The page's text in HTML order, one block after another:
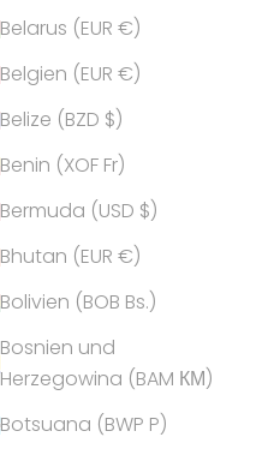
Belarus (EUR €)
Belgien (EUR €)
Belize (BZD $)
Benin (XOF Fr)
Bermuda (USD $)
Bhutan (EUR €)
Bolivien (BOB Bs.)
Bosnien und
Herzegowina (BAM КМ)
Botsuana (BWP P)